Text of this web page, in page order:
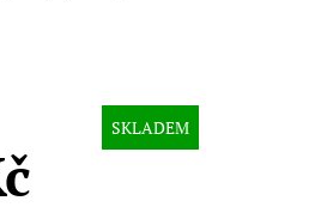
SKLADEM